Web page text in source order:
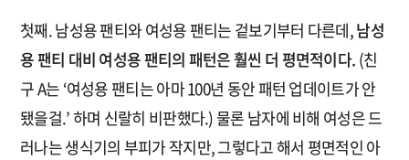
첫째. 남성용 팬티와 여성용 팬티는 겉보기부터 다른데,남성
용 팬티 대비 여성용 팬티의 패턴은 훨씬 더 평면적이다. (친
구 A는 ‘여성용 팬티는 아마 100년 동안 패턴 업데이트가 안
됐을걸.’ 하며 신랄히 비판했다.) 물론 남자에 비해 여성은 드
러나는 생식기의 부피가 작지만, 그렇다고 해서 평면적인 아